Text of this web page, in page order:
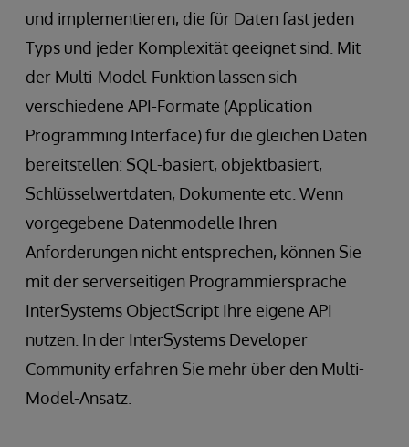
und implementieren, die für Daten fast jeden
Typs und jeder Komplexität geeignet sind. Mit
der Multi-Model-Funktion lassen sich
verschiedene API-Formate (Application
Programming Interface) für die gleichen Daten
bereitstellen: SQL-basiert, objektbasiert,
Schlüsselwertdaten, Dokumente etc. Wenn
vorgegebene Datenmodelle Ihren
Anforderungen nicht entsprechen, können Sie
mit der serverseitigen Programmiersprache
InterSystems ObjectScript Ihre eigene API
nutzen. In der InterSystems Developer
Community erfahren Sie mehr über den Multi-
Model-Ansatz.